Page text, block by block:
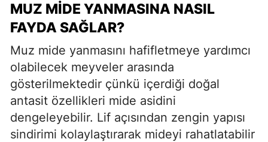
MUZ MIDE YANMASINA NASIL
FAYDA SAĞLAR?
Muz mide yanmasını hafifletmeye yardımcı
olabilecek meyveler arasında
gösterilmektedir çünkü içerdiği doğal
antasit özellikleri mide asidini
dengeleyebilir. Lif açısından zengin yapısı
sindirimi kolaylaştırarak mideyi rahatlatabilir